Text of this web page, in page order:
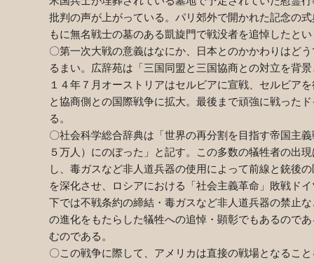
批判の声が上がっている。パリ郊外で開かれた記念の
もに無名戦士の墓のある凱旋門で戦没者を追悼したと
〇第一次大戦の意義はなにか、日本とのかかわりはど
るまい。広辞苑は「三国同盟と三国協商との対立を背
１４年７月オーストリアはセルビアに宣戦、セルビア
と協商側との国際戦争に拡大。最後まで頑強に戦った
る。
〇社会科学総合辞典は「世界の再分割を目指す帝国主
５万人）にのぼった」と記す。この多数の犠牲者の出
し、毒ガスなど非人道兵器の使用によって前線と銃後
を深化させ、ロシアにおける「社会主義革命」敗戦ド
下では不戦条約の締結・毒ガスなど非人道兵器の禁止
の進化をもたらした犠牲への追悼・顕彰でもあるので
むのである。
〇この戦争に際して、アメリカは直接の戦場となるこ